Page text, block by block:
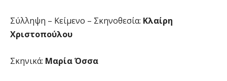
Σύλληψη – Κείμενο – Σκηνοθεσία: Κλαίρη
Χριστοπούλου
Σκηνικά: Μαρία Όσσα